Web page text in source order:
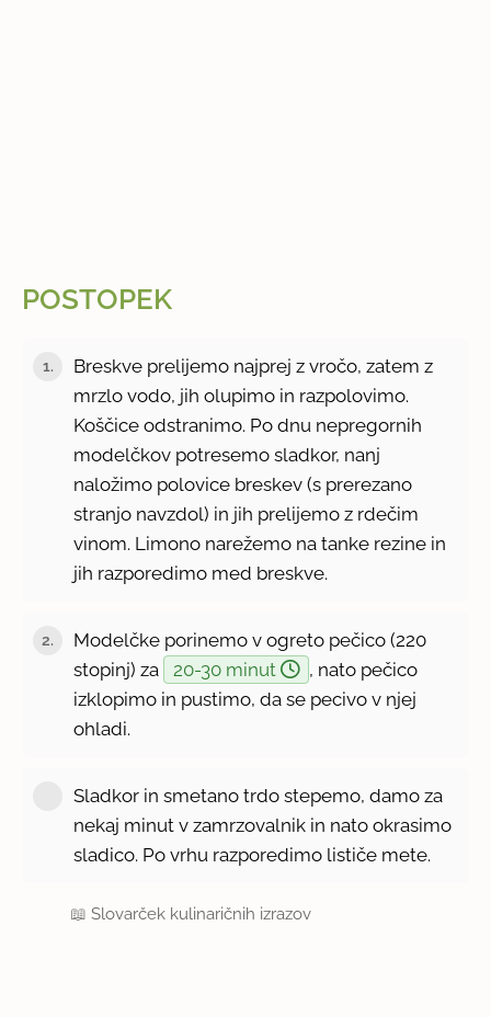
POSTOPEK
1.
Breskve prelijemo najprej z vročo, zatem z
mrzlo vodo, jih olupimo in razpolovimo.
Koščice odstranimo. Po dnu nepregornih
modelčkov potresemo sladkor, nanj
naložimo polovice breskev (s prerezano
stranjo navzdol) in jih prelijemo z rdečim
vinom. Limono narežemo na tanke rezine in
jih razporedimo med breskve.
2.
Modelčke porinemo v ogreto pečico (220
stopinj) za
20-30 minut
, nato pečico
izklopimo in pustimo, da se pecivo v njej
ohladi.
Sladkor in smetano trdo stepemo, damo za
nekaj minut v zamrzovalnik in nato okrasimo
sladico. Po vrhu razporedimo lističe mete.
📖Slovarček kulinaričnih izrazov